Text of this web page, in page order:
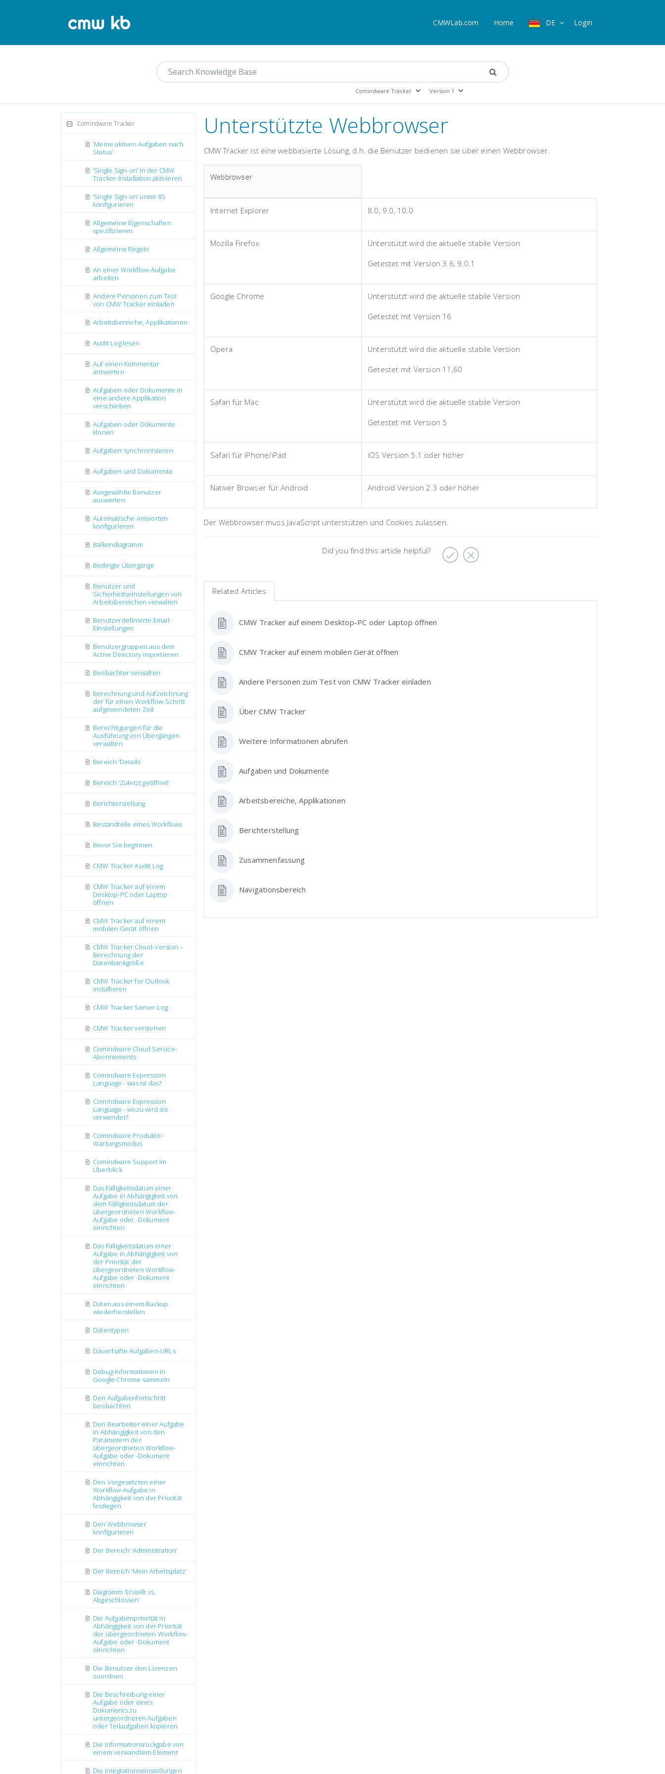
CMWLab.com Home DE Login
Comindware Tracker
’Meine aktiven Aufgaben nach
Status’
’Single Sign-on’ in der CMW
Tracker-Installation aktivieren
’Single Sign-on’ unter IIS
konfigurieren
Allgemeine Eigenschaften
spezifizieren
Allgemeine Regeln
An einer Workflow-Aufgabe
arbeiten
Andere Personen zum Test
von CMW Tracker einladen
Arbeitsbereiche, Applikationen
Audit Log lesen
Auf einen Kommentar
antworten
Aufgaben oder Dokumente in
eine andere Applikation
verschieben
Aufgaben oder Dokumente
klonen
Aufgaben synchronisieren
Aufgaben und Dokumente
Ausgewählte Benutzer
auswerten
Automatische Antworten
konfigurieren
Balkendiagramm
Bedingte Übergänge
Benutzer und
Sicherheitseinstellungen von
Arbeitsbereichen verwalten
Benutzerdefinierte Email-
Einstellungen
Benutzergruppen aus dem
Active Directory importieren
Beobachter verwalten
Berechnung und Aufzeichnung
der für einen Workflow-Schritt
aufgewendeten Zeit
Berechtigungen für die
Ausführung von Übergängen
verwalten
Bereich ’Details’
Bereich ’Zuletzt geöffnet’
Berichterstellung
Bestandteile eines Workflows
Bevor Sie beginnen
CMW Tracker Audit Log
CMW Tracker auf einem
Desktop-PC oder Laptop
öffnen
CMW Tracker auf einem
mobilen Gerät öffnen
CMW Tracker Cloud-Version –
Berechnung der
Datenbankgröße
CMW Tracker for Outlook
installieren
CMW Tracker Server-Log
CMW Tracker verstehen
Comindware Cloud Service-
Abonnements
Comindware Expression
Language - was ist das?
Comindware Expression
Language - wozu wird sie
verwendet?
Comindware Produkte-
Wartungsmodus
Comindware Support im
Überblick
Das Fälligkeitsdatum einer
Aufgabe in Abhängigkeit von
dem Fälligkeitsdatum der
übergeordneten Workflow-
Aufgabe oder -Dokument
einrichten
Das Fälligkeitsdatum einer
Aufgabe in Abhängigkeit von
der Priorität der
übergeordneten Workflow-
Aufgabe oder -Dokument
einrichten
Daten aus einem Backup
wiederherstellen
Datentypen
Dauerhafte Aufgaben-URLs
Debug-Informationen in
Google Chrome sammeln
Den Aufgabenfortschritt
beobachten
Den Bearbeiter einer Aufgabe
in Abhängigkeit von den
Parametern der
übergeordneten Workflow-
Aufgabe oder -Dokument
einrichten
Den Vorgesetzten einer
Workflow-Aufgabe in
Abhängigkeit von der Priorität
festlegen
Den Webbrowser
konfigurieren
Der Bereich ’Administration’
Der Bereich ’Mein Arbeitsplatz’
Diagramm ’Erstellt vs.
Abgeschlossen’
Die Aufgabenpriorität in
Abhängigkeit von der Priorität
der übergeordneten Workflow-
Aufgabe oder -Dokument
einrichten
Die Benutzer den Lizenzen
zuordnen
Die Beschreibung einer
Aufgabe oder eines
Dokuments zu
untergeordneten Aufgaben
oder Teilaufgaben kopieren
Die Informationsrückgabe von
einem verwandtem Element
Die Integrationseinstellungen
Unterstützte Webbrowser
CMW Tracker ist eine webbasierte Lösung, d.h. die Benutzer bedienen sie über einen Webbrowser.
Webbrowser
Internet Explorer 8.0, 9.0, 10.0
Mozilla Firefox Unterstützt wird die aktuelle stabile Version
Getestet mit Version 3.6, 9.0.1
Google Chrome Unterstützt wird die aktuelle stabile Version
Getestet mit Version 16
Opera Unterstützt wird die aktuelle stabile Version
Getestet mit Version 11,60
Safari für Mac Unterstützt wird die aktuelle stabile Version
Getestet mit Version 5
Safari für iPhone/iPad iOS Version 5.1 oder höher
Nativer Browser für Android Android Version 2.3 oder höher
Der Webbrowser muss JavaScript unterstützen und Cookies zulassen.
Did you find this article helpful?
Related Articles
CMW Tracker auf einem Desktop-PC oder Laptop öffnen
CMW Tracker auf einem mobilen Gerät öffnen
Andere Personen zum Test von CMW Tracker einladen
Über CMW Tracker
Weitere Informationen abrufen
Aufgaben und Dokumente
Arbeitsbereiche, Applikationen
Berichterstellung
Zusammenfassung
Navigationsbereich